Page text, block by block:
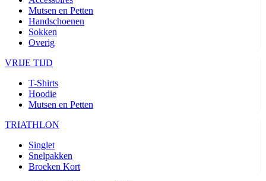
Mutsen en Petten
Handschoenen
Sokken
Overig
VRIJE TIJD
T-Shirts
Hoodie
Mutsen en Petten
TRIATHLON
Singlet
Snelpakken
Broeken Kort